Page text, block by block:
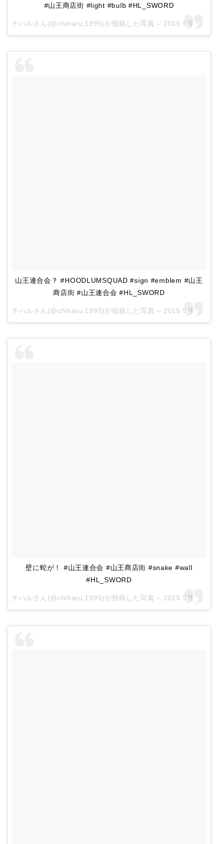
#山王商店街 #light #bulb #HL_SWORD
チハルさん(@chiharu.1995)が投稿した写真 – 2015 5月 30 1:49午前 PDT
山王連合会？ #HOODLUMSQUAD #sign #emblem #山王
商店街 #山王連合会 #HL_SWORD
チハルさん(@chiharu.1995)が投稿した写真 – 2015 5月 30 1:54午前 PDT
壁に蛇が！ #山王連合会 #山王商店街 #snake #wall
#HL_SWORD
チハルさん(@chiharu.1995)が投稿した写真 – 2015 5月 31 4:30午前 PDT